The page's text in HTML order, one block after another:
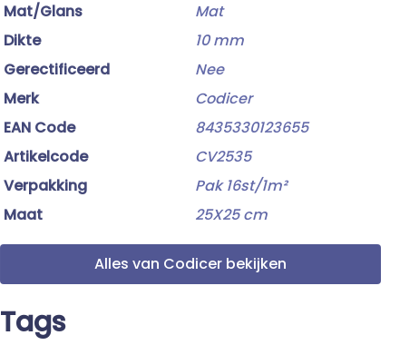
Mat/Glans
Mat
Dikte
10 mm
Gerectificeerd
Nee
Merk
Codicer
EAN Code
8435330123655
Artikelcode
CV2535
Verpakking
Pak 16st/1m²
Maat
25X25 cm
Alles van Codicer bekijken
Tags